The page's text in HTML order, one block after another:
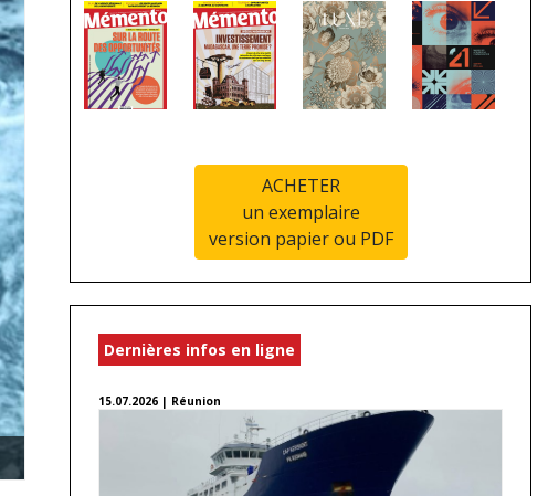
ACHETER
un exemplaire
version papier ou PDF
Dernières infos en ligne
15.07.2026 | Réunion